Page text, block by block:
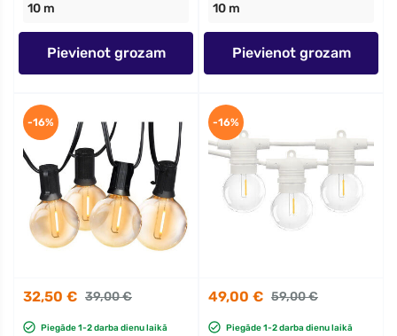
10 m
Pievienot grozam
10 m
Pievienot grozam
32,50 € 39,00 €
Piegāde 1-2 darba dienu laikā
-16%
49,00 € 59,00 €
Piegāde 1-2 darba dienu laikā
-16%